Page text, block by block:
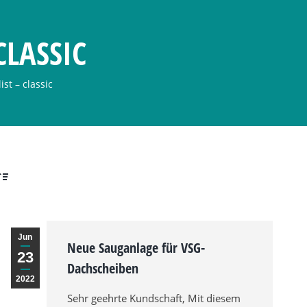
– classic
Jun
23
2022
Neue Sauganlage für VSG-
Dachscheiben
Sehr geehrte Kundschaft, Mit diesem